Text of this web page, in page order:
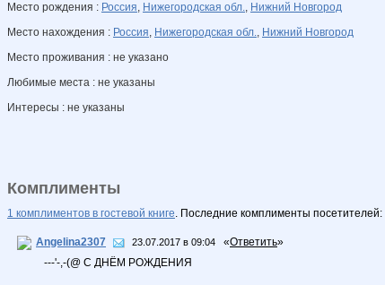
Место рождения : Россия, Нижегородская обл., Нижний Новгород
Место нахождения : Россия, Нижегородская обл., Нижний Новгород
Место проживания : не указано
Любимые места : не указаны
Интересы : не указаны
Комплименты
1 комплиментов в гостевой книге. Последние комплименты посетителей:
Angelina2307 23.07.2017 в 09:04 «Ответить»
---'-,-(@ С ДНЁМ РОЖДЕНИЯ